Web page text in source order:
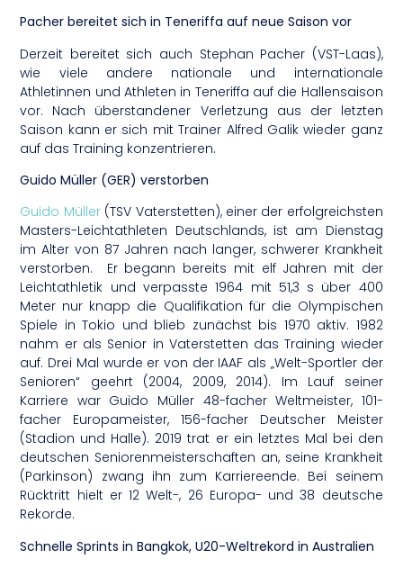
Pacher bereitet sich in Teneriffa auf neue Saison vor
Derzeit bereitet sich auch Stephan Pacher (VST-Laas),
wie viele andere nationale und internationale
Athletinnen und Athleten in Teneriffa auf die Hallensaison
vor. Nach überstandener Verletzung aus der letzten
Saison kann er sich mit Trainer Alfred Galik wieder ganz
auf das Training konzentrieren.
Guido Müller (GER) verstorben
Guido Müller(TSV Vaterstetten), einer der erfolgreichsten
Masters-Leichtathleten Deutschlands, ist am Dienstag
im Alter von 87 Jahren nach langer, schwerer Krankheit
verstorben. Er begann bereits mit elf Jahren mit der
Leichtathletik und verpasste 1964 mit 51,3 s über 400
Meter nur knapp die Qualifikation für die Olympischen
Spiele in Tokio und blieb zunächst bis 1970 aktiv. 1982
nahm er als Senior in Vaterstetten das Training wieder
auf. Drei Mal wurde er von der IAAF als „Welt-Sportler der
Senioren“ geehrt (2004, 2009, 2014). Im Lauf seiner
Karriere war Guido Müller 48-facher Weltmeister, 101-
facher Europameister, 156-facher Deutscher Meister
(Stadion und Halle). 2019 trat er ein letztes Mal bei den
deutschen Seniorenmeisterschaften an, seine Krankheit
(Parkinson) zwang ihn zum Karriereende. Bei seinem
Rücktritt hielt er 12 Welt-, 26 Europa- und 38 deutsche
Rekorde.
Schnelle Sprints in Bangkok, U20-Weltrekord in Australien